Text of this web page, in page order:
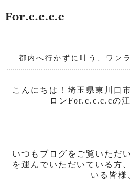
都内へ行かずに叶う、ワン
こんにちは！埼玉県東川口
ロンFor.c.c.c.cの
いつもブログをご覧いただ
を運んでいただいている方
いる皆様